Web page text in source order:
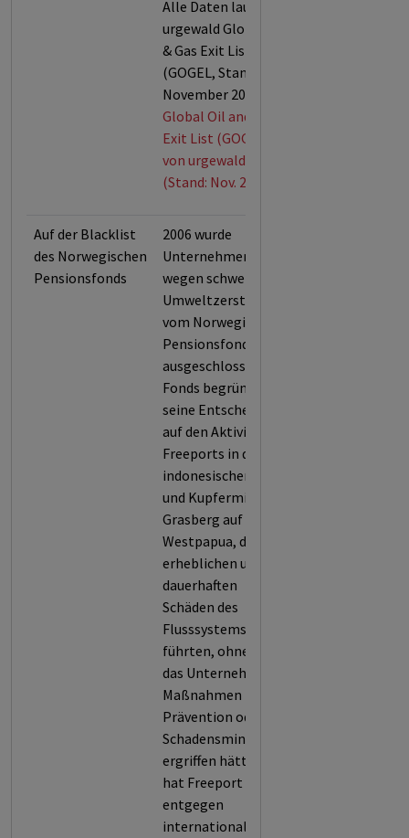
Alle Daten laut der
urgewald Global Oil
& Gas Exit List
(GOGEL, Stand:
November 2025).
Global Oil and Gas
Exit List (GOGEL)
von urgewald
(Stand: Nov. 2025)
Auf der Blacklist
des Norwegischen
Pensionsfonds
2006 wurde
Unternehmen
wegen schwerer
Umweltzerstörung
vom Norwegischen
Pensionsfonds
ausgeschlossen. Der
Fonds begründete
seine Entscheidung
auf den Aktivitäten
Freeports in der
indonesischen Gold-
und Kupfermine
Grasberg auf
Westpapua, die zu
erheblichen und
dauerhaften
Schäden des
Flusssystems
führten, ohne dass
das Unternehmen
Maßnahmen zur
Prävention oder
Schadensminderung
ergriffen hätte. So
hat Freeport
entgegen
internationalen